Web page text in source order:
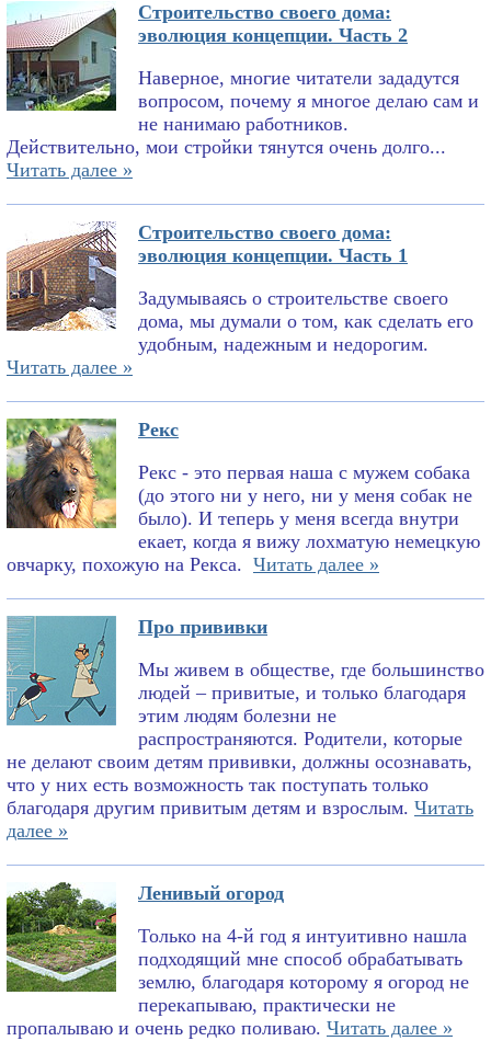
Строительство своего дома:
эволюция концепции. Часть 2
Наверное, многие читатели зададутся
вопросом, почему я многое делаю сам и
не нанимаю работников.
Действительно, мои стройки тянутся очень долго...
Читать далее »
Строительство своего дома:
эволюция концепции. Часть 1
Задумываясь о строительстве своего
дома, мы думали о том, как сделать его
удобным, надежным и недорогим.
Читать далее »
Рекс
Рекс - это первая наша с мужем собака
(до этого ни у него, ни у меня собак не
было). И теперь у меня всегда внутри
екает, когда я вижу лохматую немецкую
овчарку, похожую на Рекса. Читать далее »
Про прививки
Мы живем в обществе, где большинство
людей – привитые, и только благодаря
этим людям болезни не
распространяются. Родители, которые
не делают своим детям прививки, должны осознавать,
что у них есть возможность так поступать только
благодаря другим привитым детям и взрослым. Читать
далее »
Ленивый огород
Только на 4-й год я интуитивно нашла
подходящий мне способ обрабатывать
землю, благодаря которому я огород не
перекапываю, практически не
пропалываю и очень редко поливаю. Читать далее »